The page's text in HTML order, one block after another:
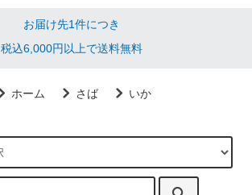
お届け先1件につき
税込6,000円以上で送料無料
ホーム さば いか